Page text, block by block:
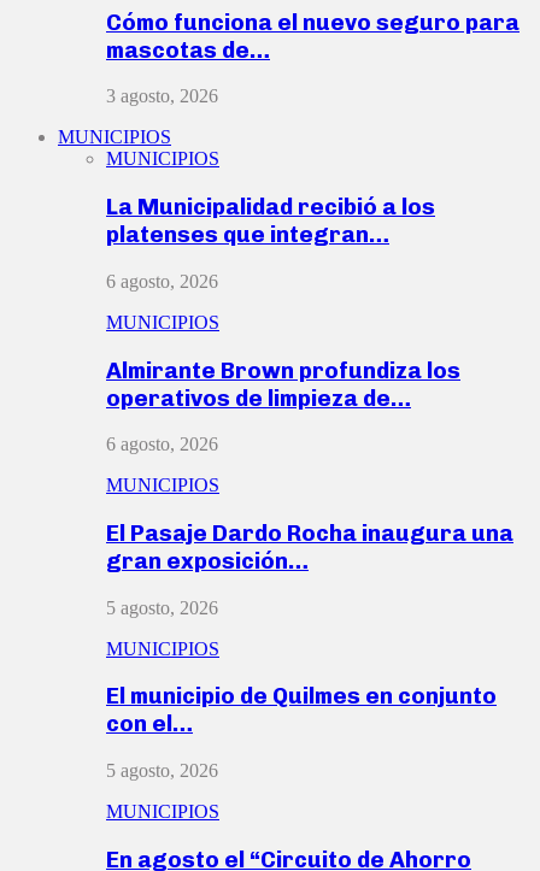
Cómo funciona el nuevo seguro para
mascotas de…
3 agosto, 2026
MUNICIPIOS
MUNICIPIOS
La Municipalidad recibió a los
platenses que integran…
6 agosto, 2026
MUNICIPIOS
Almirante Brown profundiza los
operativos de limpieza de…
6 agosto, 2026
MUNICIPIOS
El Pasaje Dardo Rocha inaugura una
gran exposición…
5 agosto, 2026
MUNICIPIOS
El municipio de Quilmes en conjunto
con el…
5 agosto, 2026
MUNICIPIOS
En agosto el “Circuito de Ahorro